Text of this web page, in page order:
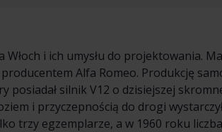
i ich umysłu do projektowania.
Alfa Romeo. Produkcję
silnik V12 o dzisiejszej
i przyczepnością do drogi
trzy egzemplarze, a w 1960 roku